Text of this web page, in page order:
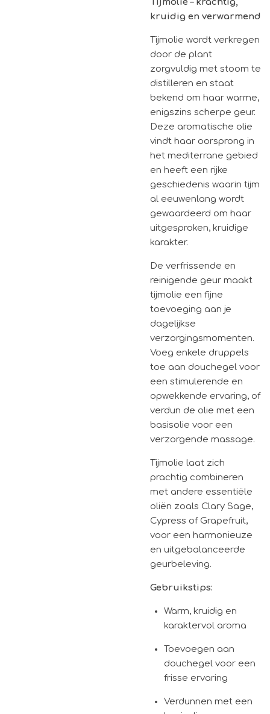
kruidig en verwarmend
Tijmolie wordt verkregen
door de plant
zorgvuldig met stoom te
distilleren en staat
bekend om haar warme,
enigszins scherpe geur.
Deze aromatische olie
vindt haar oorsprong in
het mediterrane gebied
en heeft een rijke
geschiedenis waarin tijm
al eeuwenlang wordt
gewaardeerd om haar
uitgesproken, kruidige
karakter.
De verfrissende en
reinigende geur maakt
tijmolie een fijne
toevoeging aan je
dagelijkse
verzorgingsmomenten.
Voeg enkele druppels
toe aan douchegel voor
een stimulerende en
opwekkende ervaring, of
verdun de olie met een
basisolie voor een
verzorgende massage.
Tijmolie laat zich
prachtig combineren
met andere essentiële
oliën zoals Clary Sage,
Cypress of Grapefruit,
voor een harmonieuze
en uitgebalanceerde
geurbeleving.
Gebruikstips:
Warm, kruidig en
karaktervol aroma
Toevoegen aan
douchegel voor een
frisse ervaring
Verdunnen met een